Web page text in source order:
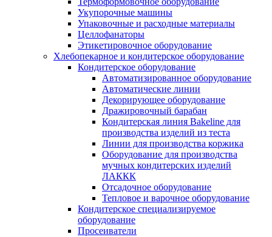
Укупорочные машины
Упаковочные и расходные материалы
Целлофанаторы
Этикетировочное оборудование
Хлебопекарное и кондитерское оборудование
Кондитерское оборудование
Автоматизированное оборудование
Автоматические линии
Декорирующее оборудование
Дражировочный барабан
Кондитерская линия Bakeline для
производства изделий из теста
Линии для производства коржика
Оборудование для производства
мучных кондитерских изделий
ЛАККК
Отсадочное оборудование
Тепловое и варочное оборудование
Кондитерское специализируемое
оборудование
Просеиватели